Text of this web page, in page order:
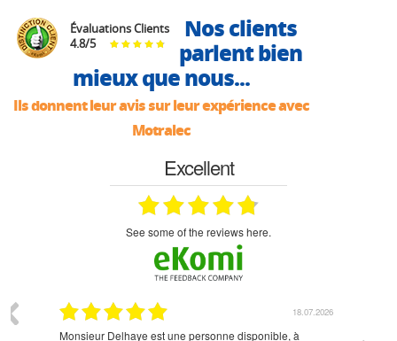
Évaluations Clients
4.8/5
Nos clients
parlent bien
mieux que nous...
Ils donnent leur avis sur leur expérience avec
Motralec
Excellent
see some of the reviews here.
18.07.2026
Monsieur Delhaye est une personne disponible, à